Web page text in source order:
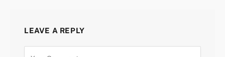
LEAVE A REPLY